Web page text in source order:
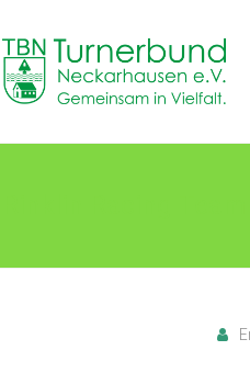
TB
Neckarhausen
in